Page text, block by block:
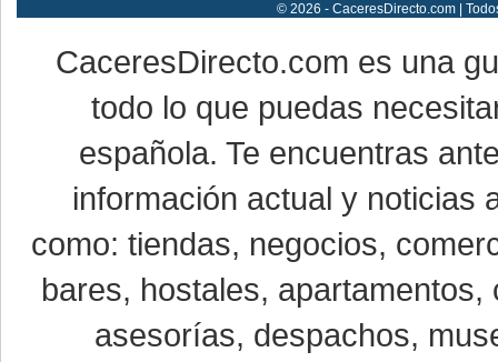
© 2026 - CaceresDirecto.com |
CaceresDirecto.com es una
todo lo que puedas
española. Te encuentras
información actual y noticias
como: tiendas, negocios,
bares, hostales,
asesorías, despachos,